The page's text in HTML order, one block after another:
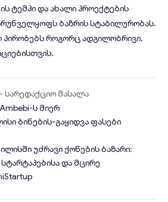
ტემპი და ახალი პროექტების
ბაზრის სტაბილურობას.
პირობებს როგორც ადგილობრივი,
სარედაქციო მასალა
-ს მიერ
ბინების-გაყიდვაფასები
უძრავი ქონების ბაზარი:
და მცირე